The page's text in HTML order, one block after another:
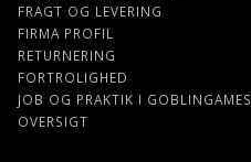
FRAGT OG LEVERING
FIRMA PROFIL
RETURNERING
FORTROLIGHED
JOB OG PRAKTIK I GOBLINGAMES
OVERSIGT